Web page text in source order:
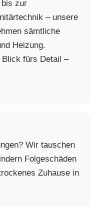
bis zur
– unsere
sämtliche
Heizung.
fürs Detail –
Wir tauschen
Folgeschäden
Zuhause in